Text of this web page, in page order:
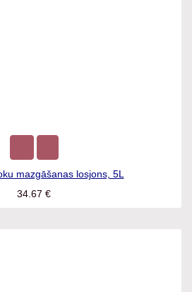
mazgāšanas losjons, 5L
34.67 €